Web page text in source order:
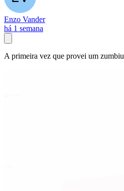
Enzo Vander
há 1 semana
A primeira vez que provei um zumbiu